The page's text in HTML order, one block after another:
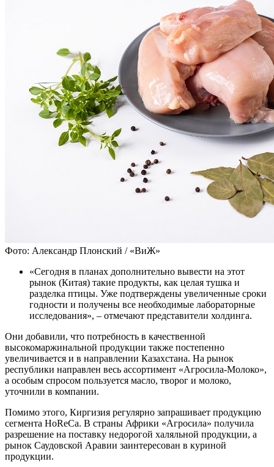
Фото: Александр Плонский / «ВиЖ»
«Сегодня в планах дополнительно вывести на этот
рынок (Китая) такие продукты, как целая тушка и
разделка птицы. Уже подтверждены увеличенные сроки
годности и получены все необходимые лабораторные
исследования», – отмечают представители холдинга.
Они добавили, что потребность в качественной
высокомаржинальной продукции также постепенно
увеличивается и в направлении Казахстана. На рынок
республики направлен весь ассортимент «Агросила-Молоко»,
а особым спросом пользуется масло, творог и молоко,
уточнили в компании.
Помимо этого, Киргизия регулярно запрашивает продукцию
сегмента HoReCa. В страны Африки «Агросила» получила
разрешение на поставку недорогой халяльной продукции, а
рынок Саудовской Аравии заинтересован в куриной
продукции.